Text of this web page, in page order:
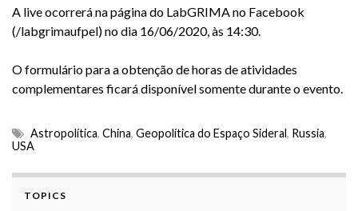
A live ocorrerá na página do LabGRIMA no Facebook
(/labgrimaufpel) no dia 16/06/2020, às 14:30.
O formulário para a obtenção de horas de atividades
complementares ficará disponível somente durante o evento.
Astropolítica, China, Geopolítica do Espaço Sideral, Russia,
USA
TOPICS